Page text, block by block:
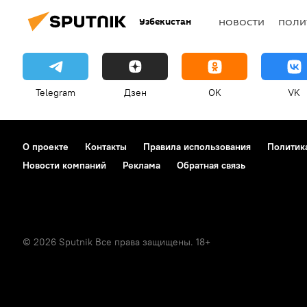
Узбекистан НОВОСТИ
Telegram Дзен OK VK
О проекте Контакты Правила использования
Новости компаний
Реклама Обратная связь
© 2026 Sputnik Все права защищены. 18+